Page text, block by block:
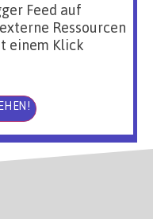
Feed auf
Ressourcen
einem Klick